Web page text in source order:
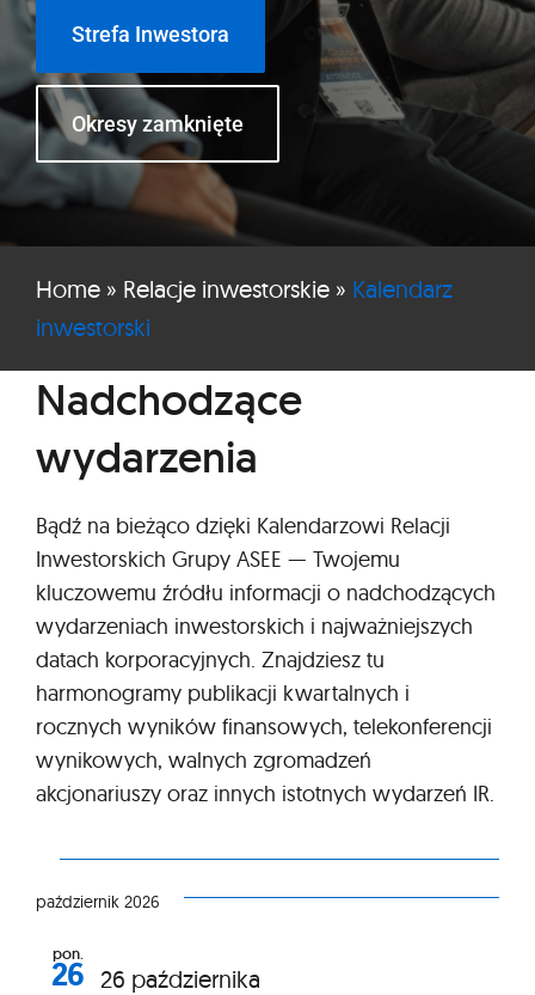
Strefa Inwestora
Okresy zamknięte
Home» Relacje inwestorskie» Kalendarz
inwestorski
Nadchodzące
wydarzenia
Bądź na bieżąco dzięki Kalendarzowi Relacji
Inwestorskich Grupy ASEE — Twojemu
kluczowemu źródłu informacji o nadchodzących
wydarzeniach inwestorskich i najważniejszych
datach korporacyjnych. Znajdziesz tu
harmonogramy publikacji kwartalnych i
rocznych wyników finansowych, telekonferencji
wynikowych, walnych zgromadzeń
akcjonariuszy oraz innych istotnych wydarzeń IR.
Wydarzenia
październik 2026
pon.
26 26 października